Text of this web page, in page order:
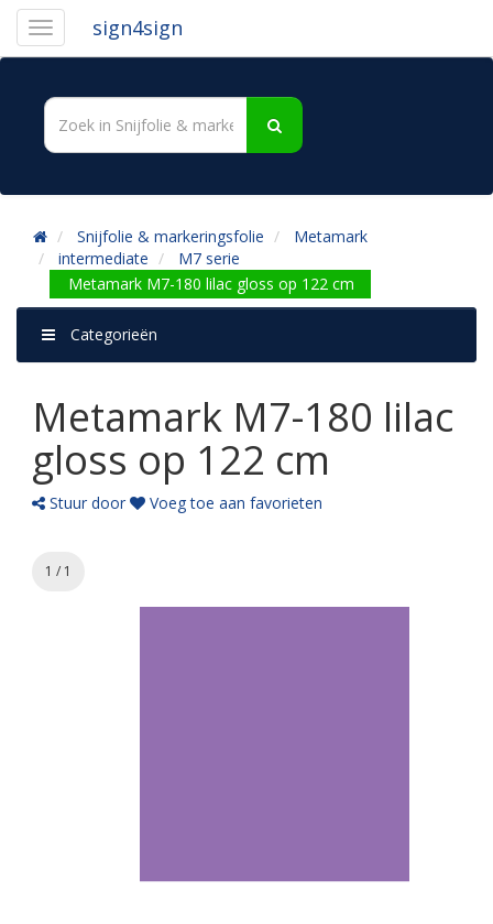
sign4sign
Snijfolie & markeringsfolie
Metamark
intermediate
M7 serie
Metamark M7-180 lilac gloss op 122 cm
Categorieën
Metamark M7-180 lilac
gloss op 122 cm
Stuur door Voeg toe aan favorieten
1 / 1